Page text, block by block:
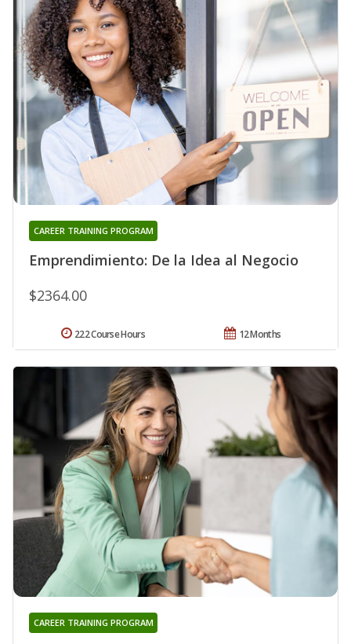
Emprendimiento: De la Idea al Negocio
CAREER TRAINING PROGRAM
$2364.00
12 Months
222 Course Hours
CAREER TRAINING PROGRAM